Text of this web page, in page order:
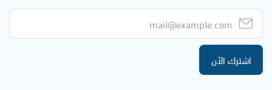
اشترك الآن